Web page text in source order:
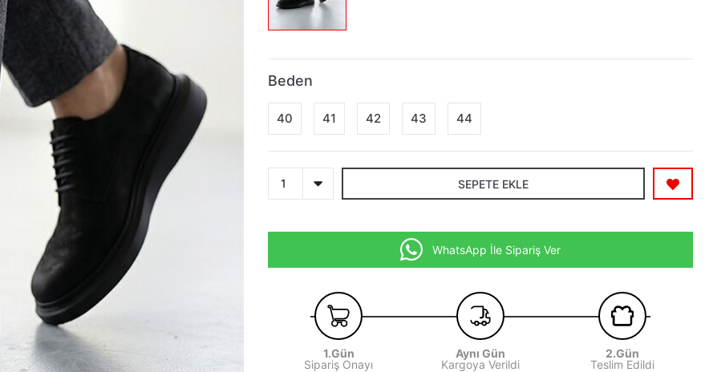
Beden
40 41 42 43 44
SEPETE EKLE
WhatsApp İle Sipariş Ver
1.Gün
Sipariş Onayı
Aynı Gün
Kargoya Verildi
2.Gün
Teslim Edildi